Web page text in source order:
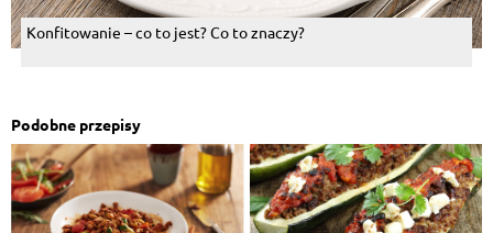
Konfitowanie – co to jest? Co to znaczy?
Podobne przepisy